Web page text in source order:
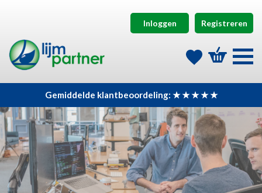
Inloggen Registreren
Gemiddelde klantbeoordeling: ★ ★ ★ ★ ★